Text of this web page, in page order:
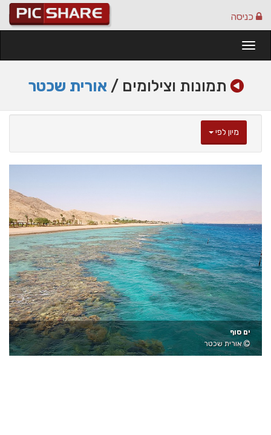
כניסה
תמונות וצילומים /אורית שכטר
מיון לפי
ים סוף
אורית שכטר